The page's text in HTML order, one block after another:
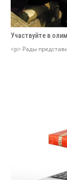
Участвуйте в
<p> Рады